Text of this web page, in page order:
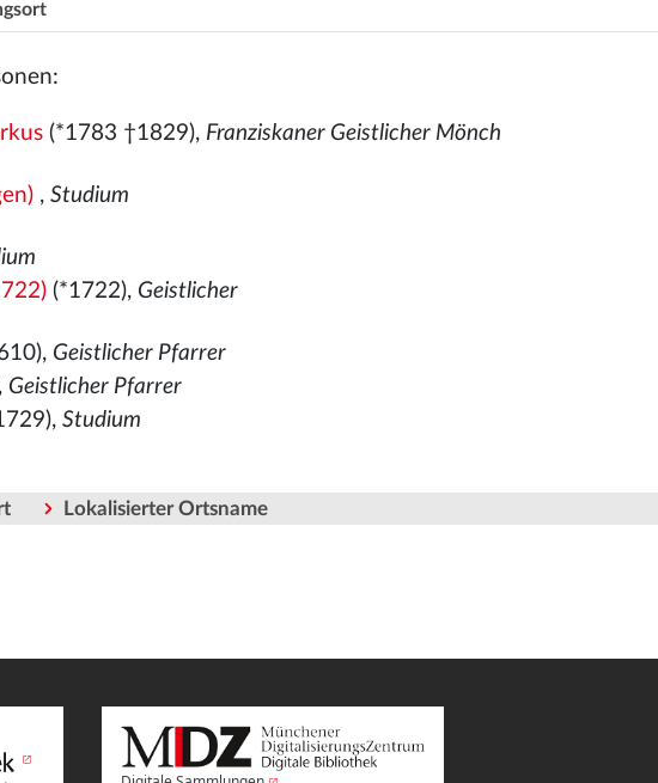
(*1783 †1829), Franziskaner Geistlicher Mönch
,Studium
(*1722), Geistlicher
Geistlicher Pfarrer
Geistlicher Pfarrer
Studium
Lokalisierter Ortsname